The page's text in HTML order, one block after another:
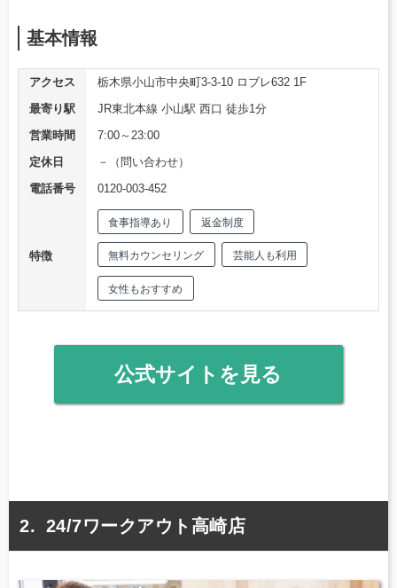
基本情報
アクセス
栃木県小山市中央町3-3-10 ロブレ632 1F
最寄り駅
JR東北本線 小山駅 西口 徒歩1分
営業時間
7:00～23:00
定休日
－（問い合わせ）
電話番号
0120-003-452
特徴
食事指導あり 返金制度
無料カウンセリング 芸能人も利用
女性もおすすめ
公式サイトを見る
24/7ワークアウト高崎店